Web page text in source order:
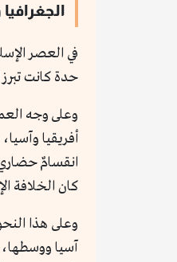
في العصر
حدة كانت
وعلى وجه
أفريقيا
انقسامٌ
كان الخلافة
وعلى هذا
آسيا ووسطها،